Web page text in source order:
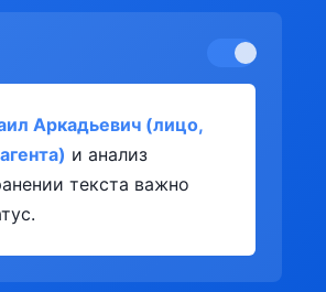
Аркадьевич (лицо,
и анализ
текста важно